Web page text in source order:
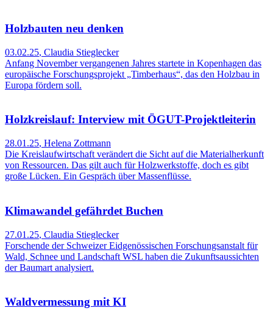
Holzbauten neu denken
03.02.25, Claudia Stieglecker
Anfang November vergangenen Jahres startete in Kopenhagen das
europäische Forschungsprojekt „Timberhaus“, das den Holzbau in
Europa fördern soll.
Holzkreislauf: Interview mit ÖGUT-Projektleiterin
28.01.25, Helena Zottmann
Die Kreislaufwirtschaft verändert die Sicht auf die Materialherkunft
von Ressourcen. Das gilt auch für Holzwerkstoffe, doch es gibt
große Lücken. Ein Gespräch über Massenflüsse.
Klimawandel gefährdet Buchen
27.01.25, Claudia Stieglecker
Forschende der Schweizer Eidgenössischen Forschungsanstalt für
Wald, Schnee und Landschaft WSL haben die Zukunftsaussichten
der Baumart analysiert.
Waldvermessung mit KI